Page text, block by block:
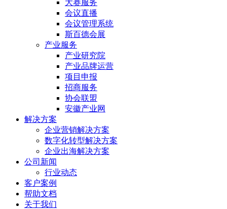
大赛服务
会议直播
会议管理系统
斯百德会展
产业服务
产业研究院
产业品牌运营
项目申报
招商服务
协会联盟
安徽产业网
解决方案
企业营销解决方案
数字化转型解决方案
企业出海解决方案
公司新闻
行业动态
客户案例
帮助文档
关于我们